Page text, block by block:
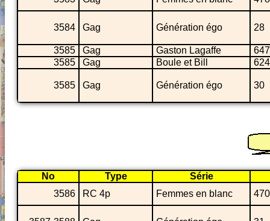
3584 Gag Génération égo 28
3585 Gag Gaston Lagaffe
647
3585
Gag Boule et Bill 624
3585 Gag Génération égo 30
No Type
Série
3586
RC 4p Femmes en blanc 470